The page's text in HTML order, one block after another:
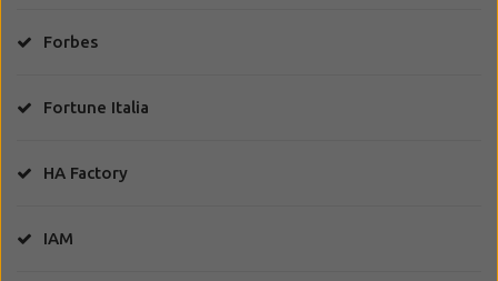
Forbes
Fortune Italia
HA Factory
IAM